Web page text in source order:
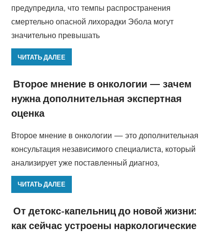
предупредила, что темпы распространения
смертельно опасной лихорадки Эбола могут
значительно превышать
ЧИТАТЬ ДАЛЕЕ
Второе мнение в онкологии — зачем
нужна дополнительная экспертная
оценка
Второе мнение в онкологии — это дополнительная
консультация независимого специалиста, который
анализирует уже поставленный диагноз,
ЧИТАТЬ ДАЛЕЕ
От детокс-капельниц до новой жизни:
как сейчас устроены наркологические